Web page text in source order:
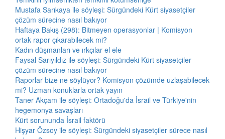
Mustafa Sarıkaya ile söyleşi: Sürgündeki Kürt siyasetçiler
çözüm sürecine nasıl bakıyor
Haftaya Bakış (298): Bitmeyen operasyonlar | Komisyon
ortak rapor çıkarabilecek mi?
Kadın düşmanları ve ırkçılar el ele
Faysal Sarıyıldız ile söyleşi: Sürgündeki Kürt siyasetçiler
çözüm sürecine nasıl bakıyor
Raporlar bize ne söylüyor? Komisyon çözümde uzlaşabilecek
mi? Uzman konuklarla ortak yayın
Taner Akçam ile söyleşi: Ortadoğu'da İsrail ve Türkiye'nin
hegemonya savaşları
Kürt sorununda İsrail faktörü
Hişyar Özsoy ile söyleşi: Sürgündeki siyasetçiler sürece nasıl